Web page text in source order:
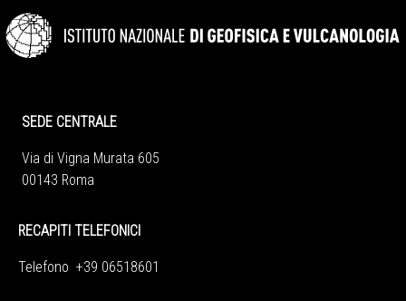
SEDE CENTRALE
Via di Vigna Murata 605
00143 Roma
RECAPITI TELEFONICI
Telefono +39 06518601